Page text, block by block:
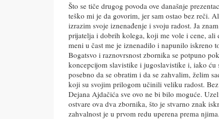
Što se tiče drugog povoda ove današnje
teško mi je da govorim, jer sam ostao bez reči.
izrazim svoje iznenađenje i svoju radost. Ja
prijatelja i dobrih kolega, koji me vole i cene,
meni u čast me je iznenadilo i napunilo iskreno
Bogatsvo i raznovrsnost zbornika se potpuno
koncepcijom slavistike i jugoslavistike i, iako ću
posebno da se obratim i da se zahvalim, želim
koji su svojim prilogom učinili veliku radost.
Dejana Ajdačića sve ovo ne bi bilo moguće.
ostvare ova dva zbornika, što je stvarno znak
zahvalnost je u prvom redu uperena prema